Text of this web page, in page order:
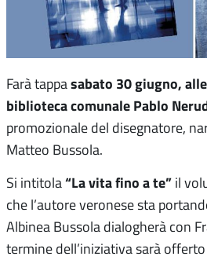
Farà tappasabato 30 giugno,
biblioteca comunale Pablo
promozionale del disegnatore,
Matteo Bussola.
Si intitola“La vita fino a te” il
che l’autore veronese sta
Albinea Bussola dialogherà con
termine dell’iniziativa sarà